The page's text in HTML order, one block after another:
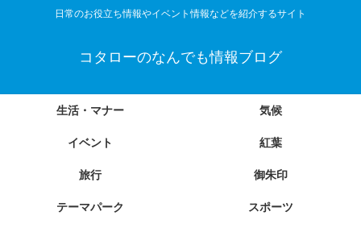
日常のお役立ち情報やイベント情報などを紹介するサイト
コタローのなんでも情報ブログ
生活・マナー 気候
イベント 紅葉
旅行 御朱印
テーマパーク スポーツ